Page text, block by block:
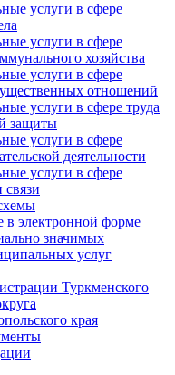
услуги в сфере
услуги в сфере
хозяйства
услуги в сфере
отношений
услуги в сфере труда
защиты
услуги в сфере
деятельности
услуги в сфере
связи
в электронной форме
значимых
услуг
Туркменского
края